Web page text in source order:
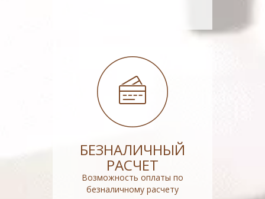
БЕЗНАЛИЧНЫЙ
РАСЧЕТ
Возможность оплаты по
безналичному расчету